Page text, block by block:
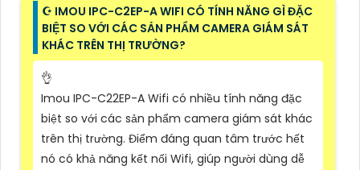
☪ IMOU IPC-C2EP-A WIFI CÓ TÍNH NĂNG GÌ ĐẶC
BIỆT SO VỚI CÁC SẢN PHẨM CAMERA GIÁM SÁT
KHÁC TRÊN THỊ TRƯỜNG?
👌
Imou IPC-C22EP-A Wifi có nhiều tính năng đặc
biệt so với các sản phẩm camera giám sát khác
trên thị trường. Điểm đáng quan tâm trước hết
nó có khả năng kết nối Wifi, giúp người dùng dễ